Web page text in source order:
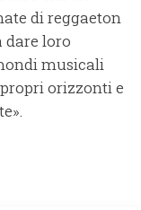
di reggaeton
dare loro
musicali
orizzonti e